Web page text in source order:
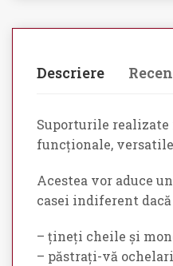
Descriere
Suporturile
funcționale,
Acestea vor aduce
casei indiferent
– țineți cheile și
– păstrați-vă